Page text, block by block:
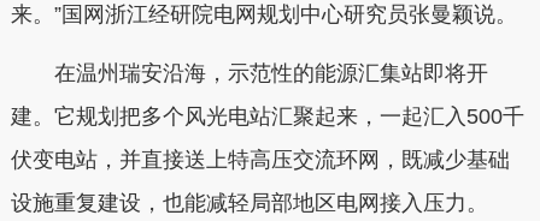
来。”国网浙江经研院电网规划中心研究员张曼颖说。
在温州瑞安沿海，示范性的能源汇集站即将开
建。它规划把多个风光电站汇聚起来，一起汇入500千
伏变电站，并直接送上特高压交流环网，既减少基础
设施重复建设，也能减轻局部地区电网接入压力。